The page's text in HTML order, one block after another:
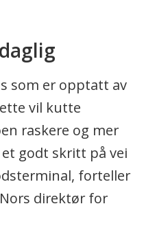
som er opptatt av
vil kutte
raskere og mer
godt skritt på vei
forteller
direktør for